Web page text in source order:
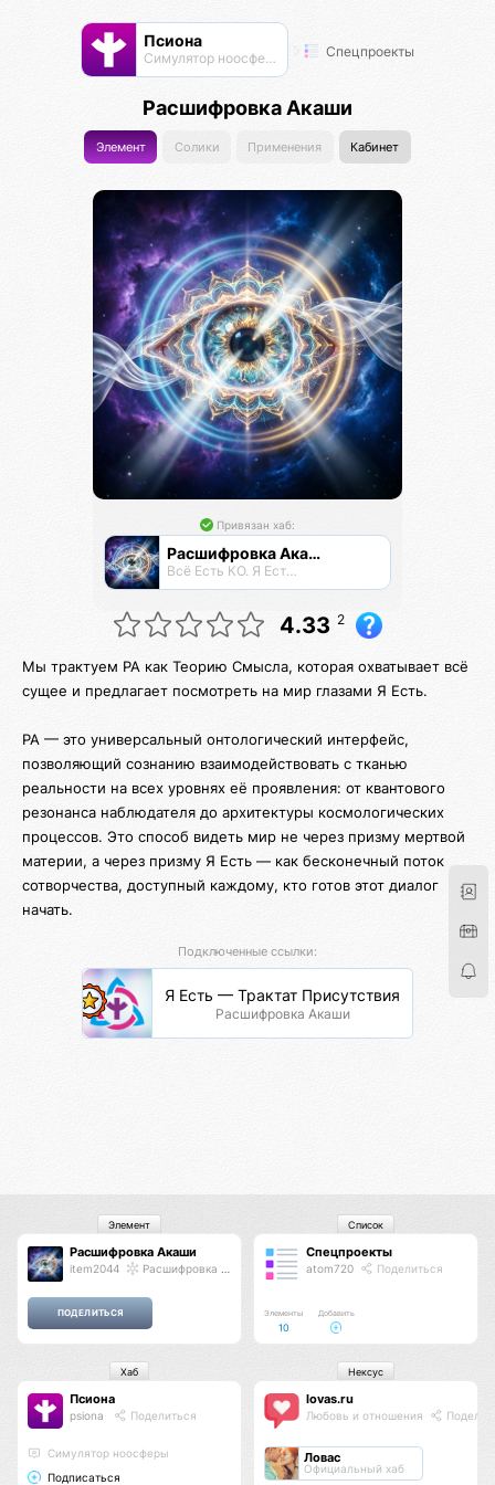
Псиона
Cимулятор ноосферы Спецпроекты
Расшифровка Акаши
Элемент Солики Применения Кабинет
Привязан хаб:
Расшифровка Акаши
Всё Есть КО. Я Есть КО.
4.33 2
Мы трактуем РА как Теорию Смысла, которая охватывает всё
сущее и предлагает посмотреть на мир глазами Я Есть.
РА — это универсальный онтологический интерфейс,
позволяющий сознанию взаимодействовать с тканью
реальности на всех уровнях её проявления: от квантового
резонанса наблюдателя до архитектуры космологических
процессов. Это способ видеть мир не через призму мертвой
материи, а через призму Я Есть — как бесконечный поток
сотворчества, доступный каждому, кто готов этот диалог
начать.
Подключенные ссылки:
Я Есть — Трактат Присутствия
Расшифровка Акаши
Расшифровка Акаши
item2044 Расшифровка Акаши
Элемент
Спецпроекты
atom720 Поделиться
Элементы
10
Добавить
Список
Псиона
psiona Поделиться
Cимулятор ноосферы
Подписаться
Хаб
lovas.ru
Любовь и отношения
Ловас
Официальный хаб
Нексус